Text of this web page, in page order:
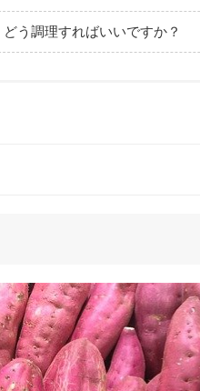
う調理すればいいですか？